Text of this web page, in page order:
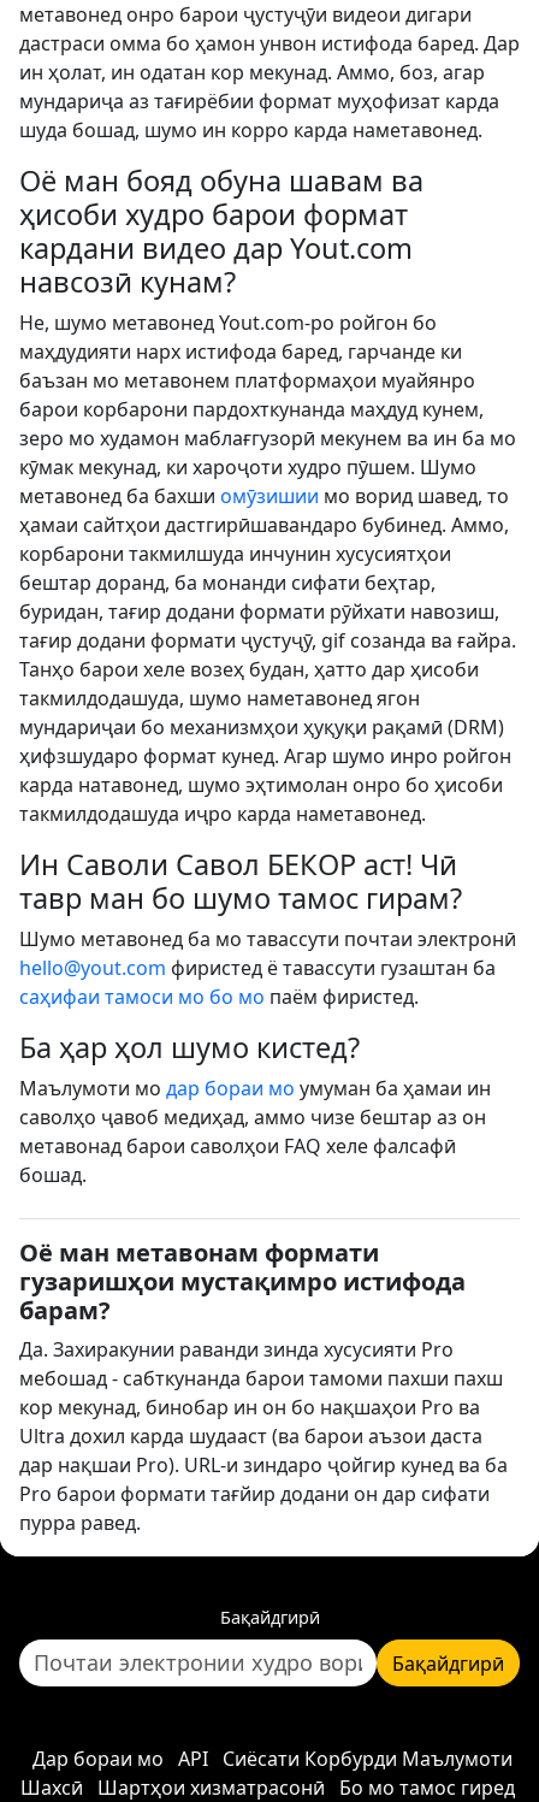
метавонед онро барои ҷустуҷӯи видеои дигари
дастраси омма бо ҳамон унвон истифода баред. Дар
ин ҳолат, ин одатан кор мекунад. Аммо, боз, агар
мундариҷа аз тағирёбии формат муҳофизат карда
шуда бошад, шумо ин корро карда наметавонед.
Оё ман бояд обуна шавам ва
ҳисоби худро барои формат
кардани видео дар Yout.com
навсозӣ кунам?
Не, шумо метавонед Yout.com-ро ройгон бо
маҳдудияти нарх истифода баред, гарчанде ки
баъзан мо метавонем платформаҳои муайянро
барои корбарони пардохткунанда маҳдуд кунем,
зеро мо худамон маблағгузорӣ мекунем ва ин ба мо
кӯмак мекунад, ки хароҷоти худро пӯшем. Шумо
метавонед ба бахши омӯзишии мо ворид шавед, то
ҳамаи сайтҳои дастгирӣшавандаро бубинед. Аммо,
корбарони такмилшуда инчунин хусусиятҳои
бештар доранд, ба монанди сифати беҳтар,
буридан, тағир додани формати рӯйхати навозиш,
тағир додани формати ҷустуҷӯ, gif созанда ва ғайра.
Танҳо барои хеле возеҳ будан, ҳатто дар ҳисоби
такмилдодашуда, шумо наметавонед ягон
мундариҷаи бо механизмҳои ҳуқуқи рақамӣ (DRM)
ҳифзшударо формат кунед. Агар шумо инро ройгон
карда натавонед, шумо эҳтимолан онро бо ҳисоби
такмилдодашуда иҷро карда наметавонед.
Ин Саволи Савол БЕКОР аст! Чӣ
тавр ман бо шумо тамос гирам?
Шумо метавонед ба мо тавассути почтаи электронӣ
hello@yout.com фиристед ё тавассути гузаштан ба
саҳифаи тамоси мо бо мо паём фиристед.
Ба ҳар ҳол шумо кистед?
Маълумоти мо дар бораи мо умуман ба ҳамаи ин
саволҳо ҷавоб медиҳад, аммо чизе бештар аз он
метавонад барои саволҳои FAQ хеле фалсафӣ
бошад.
Оё ман метавонам формати
гузаришҳои мустақимро истифода
барам?
Да. Захиракунии раванди зинда хусусияти Pro
мебошад - сабткунанда барои тамоми пахши пахш
кор мекунад, бинобар ин он бо нақшаҳои Pro ва
Ultra дохил карда шудааст (ва барои аъзои даста
дар нақшаи Pro). URL-и зиндаро ҷойгир кунед ва ба
Pro барои формати тағйир додани он дар сифати
пурра равед.
Бақайдгирӣ
Бақайдгирӣ
Дар бораи мо API
Сиёсати Корбурди Маълумоти
Шахсӣ
Шартҳои хизматрасонӣ Бо мо тамос гиред